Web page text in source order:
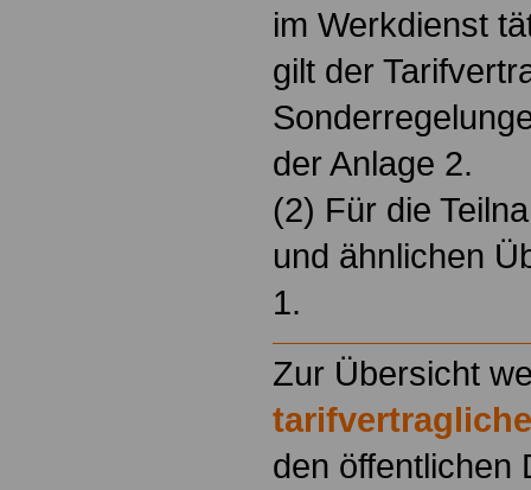
im Werkdienst
gilt der
der Anlage 2.
(2) Für die
und ähnlichen
1.
Zur Übersicht
den öffentlichen